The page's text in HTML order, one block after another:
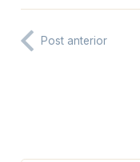
Post anterior